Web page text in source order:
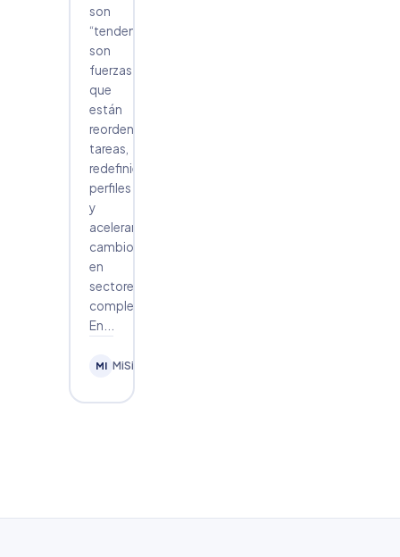
son
“tendencias”:
son
fuerzas
que
están
reordenando
tareas,
redefiniendo
perfiles
y
acelerando
cambios
en
sectores
completos.
En...
MI MiSindicato.app